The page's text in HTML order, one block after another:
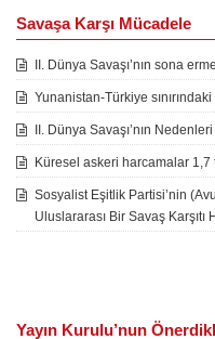
Savaşa Karşı Mücadele
II. Dünya Savaşı’nın sona
Yunanistan-Türkiye
II. Dünya Savaşı’nın
Küresel askeri harcamalar 1,7
Sosyalist Eşitlik Partisi’nin
Uluslararası Bir Savaş Karşıtı
Yayın Kurulu’nun